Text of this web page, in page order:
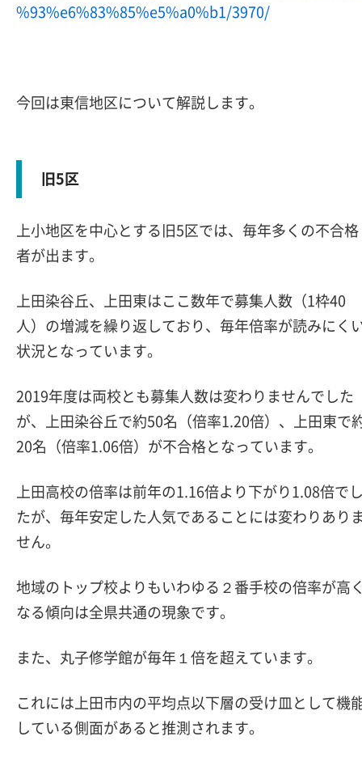
%93%e6%83%85%e5%a0%b1/3970/
今回は東信地区について解説します。
旧5区
上小地区を中心とする旧5区では、毎年多くの不合格
者が出ます。
上田染谷丘、上田東はここ数年で募集人数（1枠40
人）の増減を繰り返しており、毎年倍率が読みにく
状況となっています。
2019年度は両校とも募集人数は変わりませんでした
が、上田染谷丘で約50名（倍率1.20倍）、上田東で
20名（倍率1.06倍）が不合格となっています。
上田高校の倍率は前年の1.16倍より下がり1.08倍で
たが、毎年安定した人気であることには変わりあり
せん。
地域のトップ校よりもいわゆる２番手校の倍率が高
なる傾向は全県共通の現象です。
また、丸子修学館が毎年１倍を超えています。
これには上田市内の平均点以下層の受け皿として機
している側面があると推測されます。